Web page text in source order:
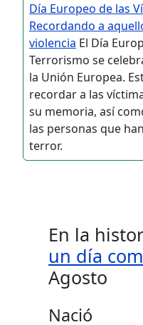
Día Europeo de las
Recordando a
violencia El Día
Terrorismo se
la Unión Europea.
recordar a las
su memoria, así
las personas que
terror.
En la
un día
Agosto
Nació